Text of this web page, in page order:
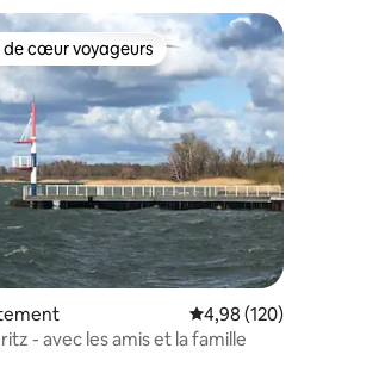
de cœur voyageurs
de cœur voyageurs
Évaluation moyenne
4,98 (120)
- avec les amis et la famille